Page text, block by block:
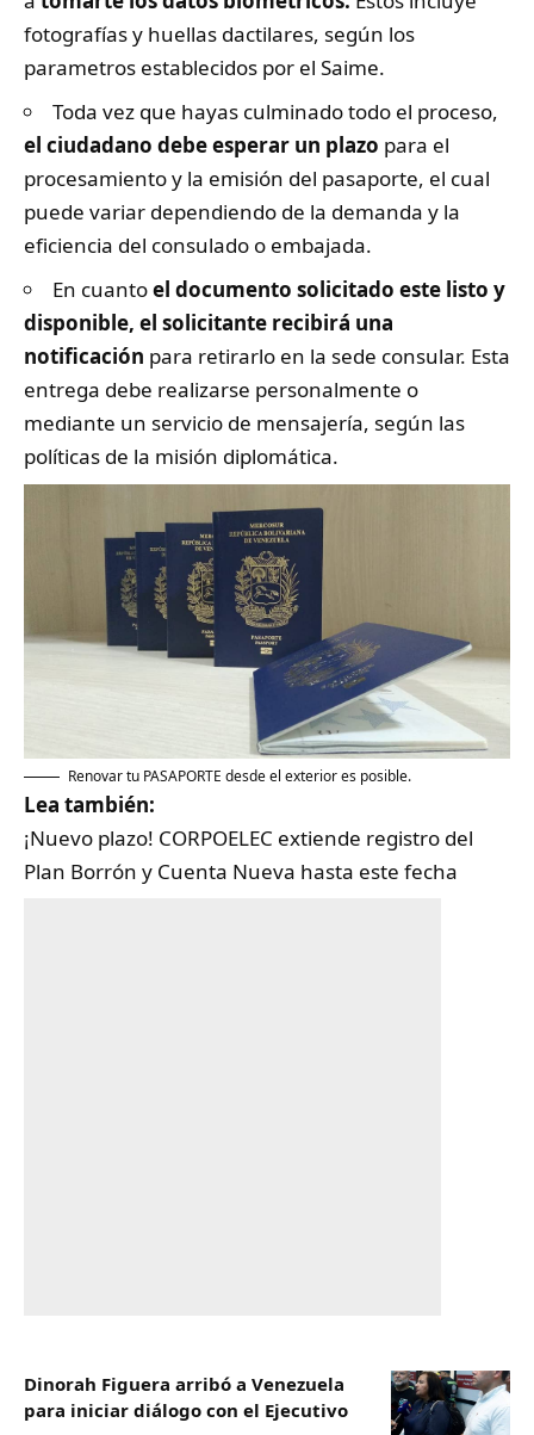
fotografías y huellas dactilares, según los
parametros establecidos por el Saime.
Toda vez que hayas culminado todo el proceso,
el ciudadano debe esperar un plazo para el
procesamiento y la emisión del pasaporte, el cual
puede variar dependiendo de la demanda y la
eficiencia del consulado o embajada.
En cuantoel documento solicitado este listo y
disponible, el solicitante recibirá una
notificación para retirarlo en la sede consular. Esta
entrega debe realizarse personalmente o
mediante un servicio de mensajería, según las
políticas de la misión diplomática.
Renovar tu PASAPORTE desde el exterior es posible.
Lea también:
¡Nuevo plazo! CORPOELEC extiende registro del
Plan Borrón y Cuenta Nueva hasta este fecha
Dinorah Figuera arribó a Venezuela
para iniciar diálogo con el Ejecutivo